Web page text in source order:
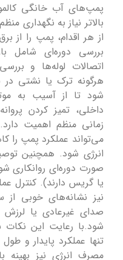
پمپ‌های آب خانگی
بالاتر نیاز به نگهداری
از هر اقدام، پمپ را از
بررسی دوره‌ای شامل
اتصالات لوله‌ها و
هرگونه ترک یا نشتی در
شود تا از آسیب به
داخلی، تمیز کردن
زمانی منظم اهمیت
می‌تواند عملکرد پمپ
انرژی شود. همچنین
صورت دوره‌ای روانکاری
یا گریس دارند). کنترل
نیز نشانه‌های خوبی
صدای غیرعادی یا
شود.با رعایت این
تنها عملکرد پایدار و
مصرف انرژی نیز بهینه